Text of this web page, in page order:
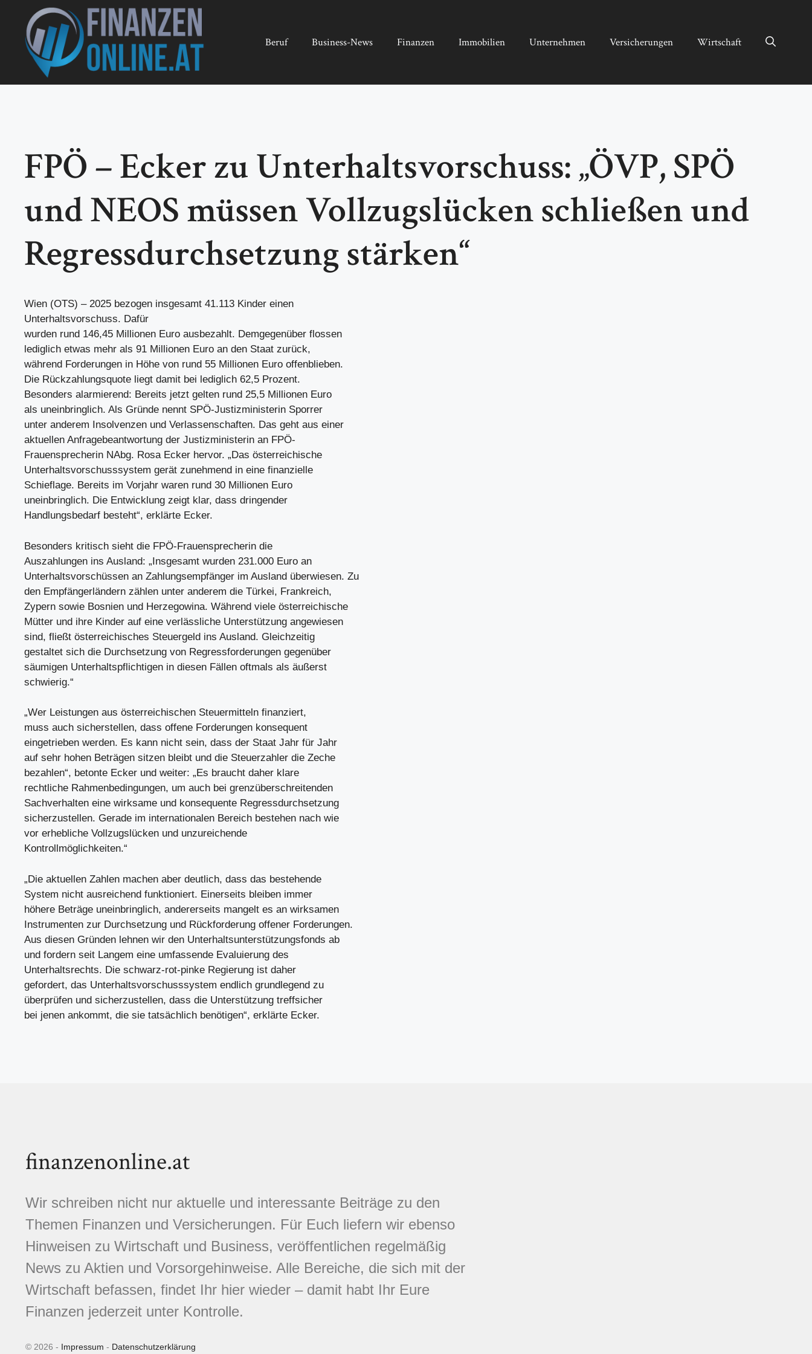
springen
Beruf Business-News Finanzen Immobilien Unternehmen Versicherungen Wirtschaft
FPÖ – Ecker zu Unterhaltsvorschuss: „ÖVP, SPÖ
und NEOS müssen Vollzugslücken schließen und
Regressdurchsetzung stärken“
Wien (OTS) – 2025 bezogen insgesamt 41.113 Kinder einen
Unterhaltsvorschuss. Dafür
wurden rund 146,45 Millionen Euro ausbezahlt. Demgegenüber flossen
lediglich etwas mehr als 91 Millionen Euro an den Staat zurück,
während Forderungen in Höhe von rund 55 Millionen Euro offenblieben.
Die Rückzahlungsquote liegt damit bei lediglich 62,5 Prozent.
Besonders alarmierend: Bereits jetzt gelten rund 25,5 Millionen Euro
als uneinbringlich. Als Gründe nennt SPÖ-Justizministerin Sporrer
unter anderem Insolvenzen und Verlassenschaften. Das geht aus einer
aktuellen Anfragebeantwortung der Justizministerin an FPÖ-
Frauensprecherin NAbg. Rosa Ecker hervor. „Das österreichische
Unterhaltsvorschusssystem gerät zunehmend in eine finanzielle
Schieflage. Bereits im Vorjahr waren rund 30 Millionen Euro
uneinbringlich. Die Entwicklung zeigt klar, dass dringender
Handlungsbedarf besteht“, erklärte Ecker.
Besonders kritisch sieht die FPÖ-Frauensprecherin die
Auszahlungen ins Ausland: „Insgesamt wurden 231.000 Euro an
Unterhaltsvorschüssen an Zahlungsempfänger im Ausland überwiesen. Zu
den Empfängerländern zählen unter anderem die Türkei, Frankreich,
Zypern sowie Bosnien und Herzegowina. Während viele österreichische
Mütter und ihre Kinder auf eine verlässliche Unterstützung angewiesen
sind, fließt österreichisches Steuergeld ins Ausland. Gleichzeitig
gestaltet sich die Durchsetzung von Regressforderungen gegenüber
säumigen Unterhaltspflichtigen in diesen Fällen oftmals als äußerst
schwierig.“
„Wer Leistungen aus österreichischen Steuermitteln finanziert,
muss auch sicherstellen, dass offene Forderungen konsequent
eingetrieben werden. Es kann nicht sein, dass der Staat Jahr für Jahr
auf sehr hohen Beträgen sitzen bleibt und die Steuerzahler die Zeche
bezahlen“, betonte Ecker und weiter: „Es braucht daher klare
rechtliche Rahmenbedingungen, um auch bei grenzüberschreitenden
Sachverhalten eine wirksame und konsequente Regressdurchsetzung
sicherzustellen. Gerade im internationalen Bereich bestehen nach wie
vor erhebliche Vollzugslücken und unzureichende
Kontrollmöglichkeiten.“
„Die aktuellen Zahlen machen aber deutlich, dass das bestehende
System nicht ausreichend funktioniert. Einerseits bleiben immer
höhere Beträge uneinbringlich, andererseits mangelt es an wirksamen
Instrumenten zur Durchsetzung und Rückforderung offener Forderungen.
Aus diesen Gründen lehnen wir den Unterhaltsunterstützungsfonds ab
und fordern seit Langem eine umfassende Evaluierung des
Unterhaltsrechts. Die schwarz-rot-pinke Regierung ist daher
gefordert, das Unterhaltsvorschusssystem endlich grundlegend zu
überprüfen und sicherzustellen, dass die Unterstützung treffsicher
bei jenen ankommt, die sie tatsächlich benötigen“, erklärte Ecker.
finanzenonline.at
Wir schreiben nicht nur aktuelle und interessante Beiträge zu den
Themen Finanzen und Versicherungen. Für Euch liefern wir ebenso
Hinweisen zu Wirtschaft und Business, veröffentlichen regelmäßig
News zu Aktien und Vorsorgehinweise. Alle Bereiche, die sich mit der
Wirtschaft befassen, findet Ihr hier wieder – damit habt Ihr Eure
Finanzen jederzeit unter Kontrolle.
© 2026 - Impressum - Datenschutzerklärung